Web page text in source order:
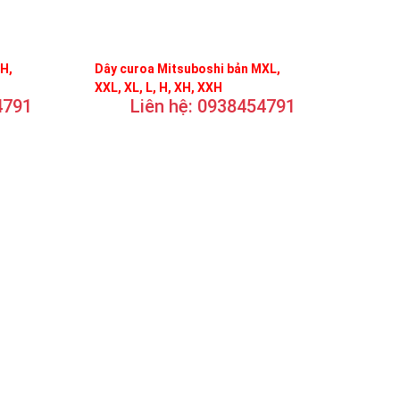
Dây curoa Mitsuboshi bản MXL,
XXL, XL, L, H, XH, XXH
Liên hệ: 0938454791